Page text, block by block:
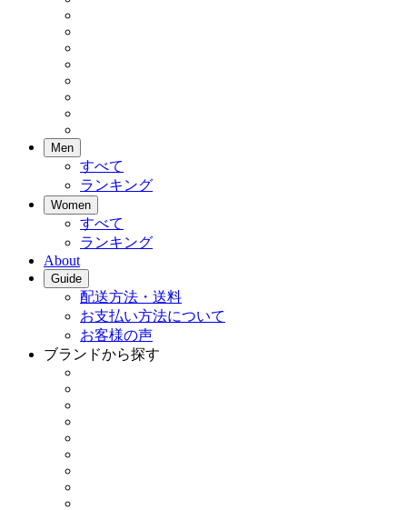
Men
すべて
ランキング
Women
すべて
ランキング
About
Guide
配送方法・送料
お支払い方法について
お客様の声
ブランドから探す